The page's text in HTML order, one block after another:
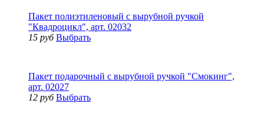
Пакет полиэтиленовый с вырубной ручкой
"Квадроцикл", арт. 02032
15 руб Выбрать
Пакет подарочный с вырубной ручкой "Смокинг",
арт. 02027
12 руб Выбрать